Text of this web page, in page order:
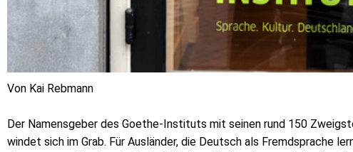
Von Kai Rebmann
Der Namensgeber des Goethe-Instituts mit seinen rund 150
windet sich im Grab. Für Ausländer, die Deutsch als Fremdsprache